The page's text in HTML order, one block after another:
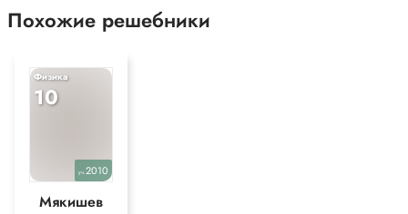
Похожие решебники
Физика
10
уч.2010
Мякишев